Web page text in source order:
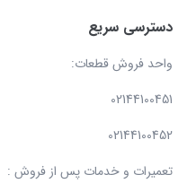
دسترسی سریع
واحد فروش قطعات:
02144100451
02144100452
تعمیرات و خدمات پس از فروش :